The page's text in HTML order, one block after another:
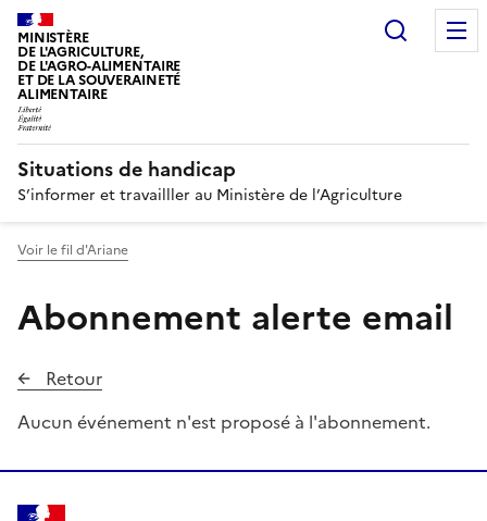
MINISTÈRE
DE L'AGRICULTURE,
DE L'AGRO-ALIMENTAIRE
ET DE LA SOUVERAINETÉ
ALIMENTAIRE
Situations de handicap
S’informer et travailller au Ministère de l’Agriculture
Voir le fil d'Ariane
Abonnement alerte email
Retour
Aucun événement n'est proposé à l'abonnement.